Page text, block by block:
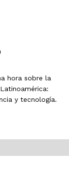
hora sobre la
y tecnología.